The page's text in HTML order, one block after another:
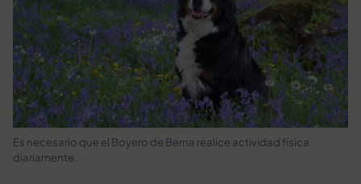
Es necesario que el Boyero de Berna realice actividad física
diariamente.